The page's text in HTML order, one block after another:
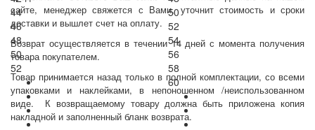
сайте, менеджер свяжется с Вами, уточнит стоимость и сроки
доставки и вышлет счет на оплату.
Возврат осуществляется в течении 14 дней с момента получения
товара покупателем.
Товар принимается назад только в полной комплектации, со всеми
упаковками и наклейками, в непоношенном /неиспользованном
виде. К возвращаемому товару должна быть приложена копия
накладной и заполненный бланк возврата.
44
46
48
50
52
50
52
54
56
58
60